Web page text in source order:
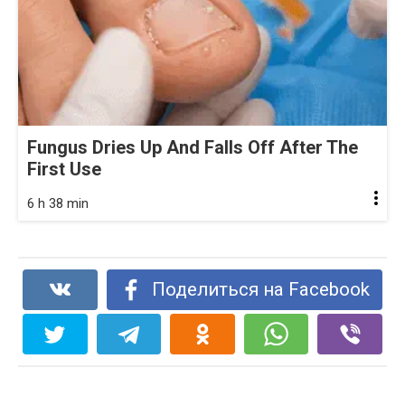
Fungus Dries Up And Falls Off After The
First Use
6 h 38 min
Поделиться на Facebook